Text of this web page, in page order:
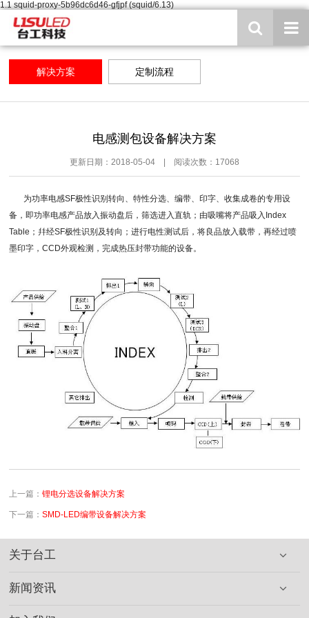
1.1 squid-proxy-5b96dc6d46-gfjpf (squid/6.13)
解决方案 定制流程
电感测包设备解决方案
更新日期：2018-05-04 | 阅读次数：17068
为功率电感SF极性识别转向、特性分选、编带、印字、收集成卷的专用设
备，即功率电感产品放入振动盘后，筛选进入直轨；由吸嘴将产品吸入Index
Table；幷经SF极性识别及转向；进行电性测试后，将良品放入载带，再经过喷
墨印字，CCD外观检测，完成热压封带功能的设备。
上一篇：锂电分选设备解决方案
下一篇：SMD-LED编带设备解决方案
关于台工
新闻资讯